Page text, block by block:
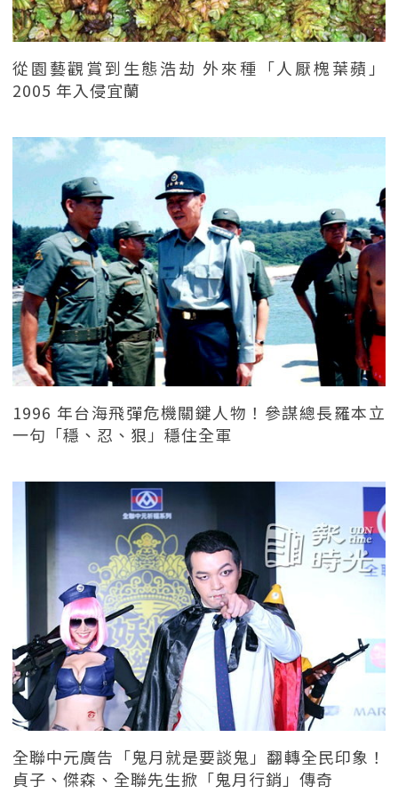
從園藝觀賞到生態浩劫 外來種「人厭槐葉蘋」
2005 年入侵宜蘭
1996 年台海飛彈危機關鍵人物！參謀總長羅本立
一句「穩、忍、狠」穩住全軍
全聯中元廣告「鬼月就是要談鬼」翻轉全民印象！
貞子、傑森、全聯先生掀「鬼月行銷」傳奇